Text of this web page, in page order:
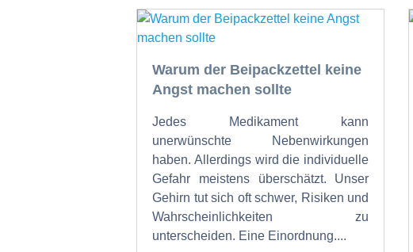
Warum der Beipackzettel keine
Angst machen sollte
Jedes Medikament kann
unerwünschte Nebenwirkungen
haben. Allerdings wird die individuelle
Gefahr meistens überschätzt. Unser
Gehirn tut sich oft schwer, Risiken und
Wahrscheinlichkeiten zu
unterscheiden. Eine Einordnung....